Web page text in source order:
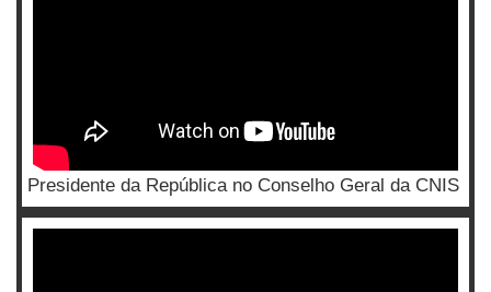
Presidente da República no Conselho Geral da CNIS